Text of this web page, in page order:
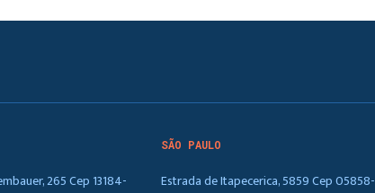
265 Cep 13184-
SÃO PAULO
Estrada de Itapecerica, 5859 Cep 05858-